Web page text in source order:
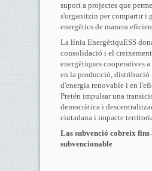
suport a projectes que
s'organitzin per compartir i
energètics de manera
La línia EnergètiquESS
consolidació i el
energètiques cooperatives
en la producció, distribució
d'energia renovable i en
Pretén impulsar una
democràtica i
ciutadana i impacte
Las subvenció cobreix fins
subvencionable​